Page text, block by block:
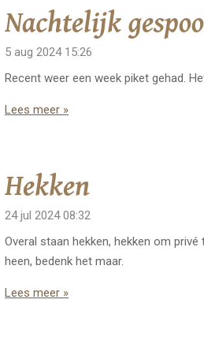
Nachtelijk
5 aug 2024 15:26
Recent weer een week piket gehad.
Lees meer »
Hekken
24 jul 2024 08:32
Overal staan hekken, hekken om
heen, bedenk het maar.
Lees meer »